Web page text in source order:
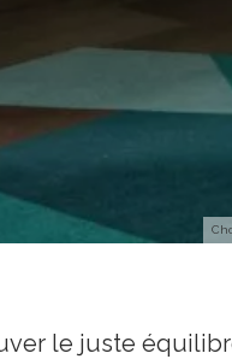
le juste